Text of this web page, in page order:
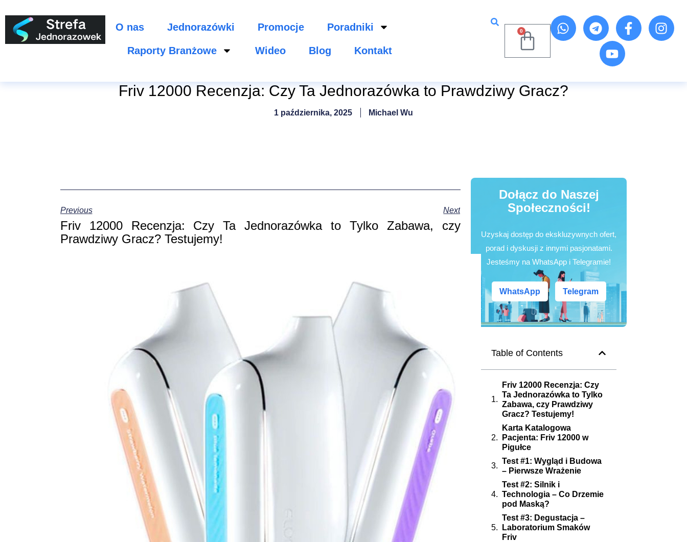
O nas Jednorazówki Promocje Poradniki
Raporty Branżowe Wideo Blog Kontakt
0
Friv 12000 Recenzja: Czy Ta Jednorazówka to Prawdziwy Gracz?
1 października, 2025 Michael Wu
Dołącz do Naszej
Społeczności!
Uzyskaj dostęp do ekskluzywnych ofert,
porad i dyskusji z innymi pasjonatami.
Jesteśmy na WhatsApp i Telegramie!
WhatsApp Telegram
Table of Contents
Friv 12000 Recenzja: Czy
Ta Jednorazówka to Tylko
Zabawa, czy Prawdziwy
Gracz? Testujemy!
Karta Katalogowa
Pacjenta: Friv 12000 w
Pigułce
Test #1: Wygląd i Budowa
– Pierwsze Wrażenie
Test #2: Silnik i
Technologia – Co Drzemie
pod Maską?
Test #3: Degustacja –
Laboratorium Smaków
Friv
Previous Next
Friv 12000 Recenzja: Czy Ta Jednorazówka to Tylko Zabawa, czy
Prawdziwy Gracz? Testujemy!